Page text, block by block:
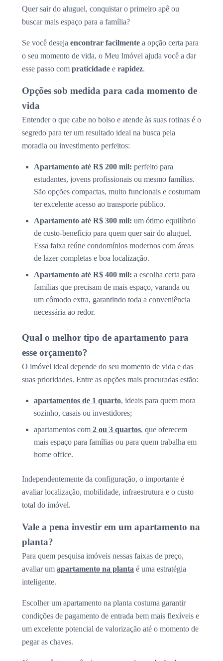
Quer sair do aluguel, conquistar o primeiro apê ou
buscar mais espaço para a família?
Se você deseja encontrar facilmente a opção certa para
o seu momento de vida, o Meu Imóvel ajuda você a dar
esse passo com praticidade e rapidez.
Opções sob medida para cada momento de
vida
Entender o que cabe no bolso e atende às suas rotinas é o
segredo para ter um resultado ideal na busca pela
moradia ou investimento perfeitos:
Apartamento até R$ 200 mil: perfeito para
estudantes, jovens profissionais ou mesmo famílias.
São opções compactas, muito funcionais e costumam
ter excelente acesso ao transporte público.
Apartamento até R$ 300 mil: um ótimo equilíbrio
de custo-benefício para quem quer sair do aluguel.
Essa faixa reúne condomínios modernos com áreas
de lazer completas e boa localização.
Apartamento até R$ 400 mil: a escolha certa para
famílias que precisam de mais espaço, varanda ou
um cômodo extra, garantindo toda a conveniência
necessária ao redor.
Qual o melhor tipo de apartamento para
esse orçamento?
O imóvel ideal depende do seu momento de vida e das
suas prioridades. Entre as opções mais procuradas estão:
apartamentos de 1 quarto, ideais para quem mora
sozinho, casais ou investidores;
apartamentos com 2 ou 3 quartos, que oferecem
mais espaço para famílias ou para quem trabalha em
home office.
Independentemente da configuração, o importante é
avaliar localização, mobilidade, infraestrutura e o custo
total do imóvel.
Vale a pena investir em um apartamento na
planta?
Para quem pesquisa imóveis nessas faixas de preço,
avaliar um apartamento na planta é uma estratégia
inteligente.
Escolher um apartamento na planta costuma garantir
condições de pagamento de entrada bem mais flexíveis e
um excelente potencial de valorização até o momento de
pegar as chaves.